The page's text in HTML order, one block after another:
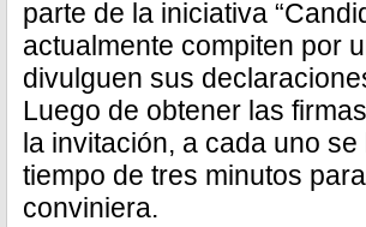
parte de la iniciativa
actualmente compiten por
divulguen sus
Luego de obtener las
la invitación, a cada uno
tiempo de tres minutos
conviniera.